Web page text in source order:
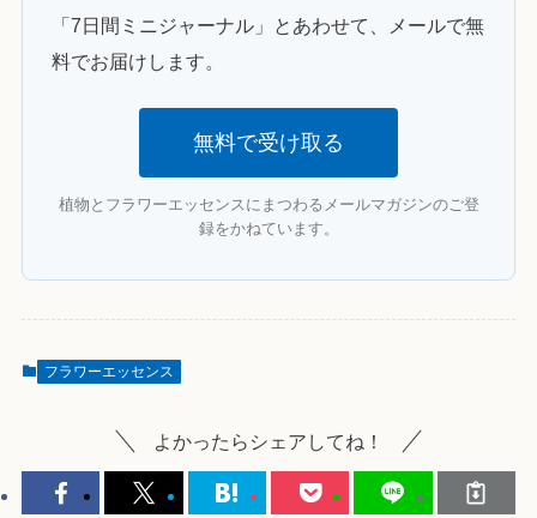
「7日間ミニジャーナル」とあわせて、メールで無
料でお届けします。
無料で受け取る
植物とフラワーエッセンスにまつわるメールマガジンのご登
録をかねています。
フラワーエッセンス
よかったらシェアしてね！